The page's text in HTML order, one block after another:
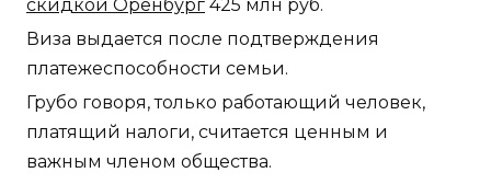
скидкой Оренбург 425 млн руб.
Виза выдается после подтверждения
платежеспособности семьи.
Грубо говоря, только работающий человек,
платящий налоги, считается ценным и
важным членом общества.